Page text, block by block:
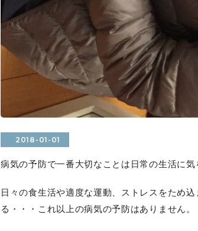
2018-01-01
病気の予防で一番大切なことは日常の生活に気
日々の食生活や適度な運動、ストレスをため
る・・・これ以上の病気の予防はありません。